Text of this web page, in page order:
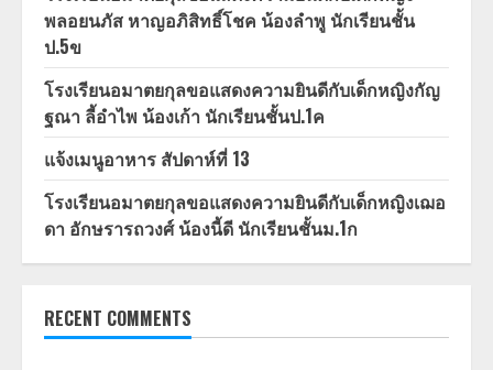
พลอยนภัส หาญอภิสิทธิ์โชค น้องลำพู นักเรียนชั้น
ป.5ข
โรงเรียนอมาตยกุลขอแสดงความยินดีกับเด็กหญิงกัญ
ฐณา ลี้อำไพ น้องเก้า นักเรียนชั้นป.1ค
แจ้งเมนูอาหาร สัปดาห์ที่ 13
โรงเรียนอมาตยกุลขอแสดงความยินดีกับเด็กหญิงเฌอ
ดา อักษรารถวงศ์ น้องนี้ดี นักเรียนชั้นม.1ก
RECENT COMMENTS